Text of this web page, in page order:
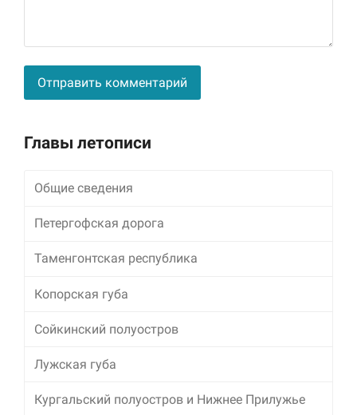
Главы летописи
Общие сведения
Петергофская дорога
Таменгонтская республика
Копорская губа
Сойкинский полуостров
Лужская губа
Кургальский полуостров и Нижнее Прилужье